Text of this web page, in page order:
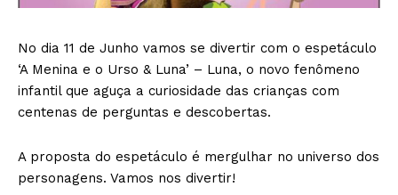
No dia 11 de Junho vamos se divertir com o espetáculo
‘A Menina e o Urso & Luna’ – Luna, o novo fenômeno
infantil que aguça a curiosidade das crianças com
centenas de perguntas e descobertas.
A proposta do espetáculo é mergulhar no universo dos
personagens. Vamos nos divertir!